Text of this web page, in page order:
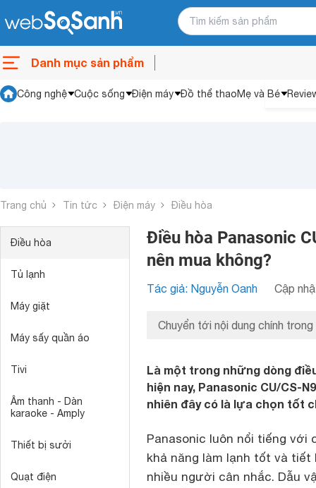
Danh mục sản phẩm
Công nghệ Cuộc sống Điện máy Đồ thể thaoMẹ và Bé
Trang chủ Tin tức Điện máy Điều hòa
Điều hòa
Tủ lạnh
Máy giặt
Máy sấy quần áo
Tivi
Âm thanh - Dàn
karaoke - Amply
Thiết bị sưởi
Quạt điện
Điều hòa Panasonic
nên mua không?
Tác giả: Nguyễn Oanh Cập
Chuyển tới nội dung chính trong
Là một trong những dòng
hiện nay, Panasonic CU/CS-
nhiên đây có là lựa chọn tốt
Panasonic luôn nổi tiếng với
khả năng làm lạnh tốt và tiết
nhiều người cân nhắc. Dẫu